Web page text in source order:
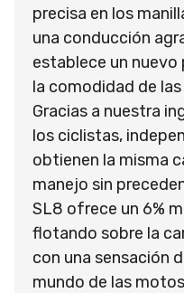
precisa en los
una conducción
establece un
la comodidad de
Gracias a nuestra
los ciclistas,
obtienen la misma
manejo sin
SL8 ofrece un 6%
flotando sobre la
con una sensación
mundo de las